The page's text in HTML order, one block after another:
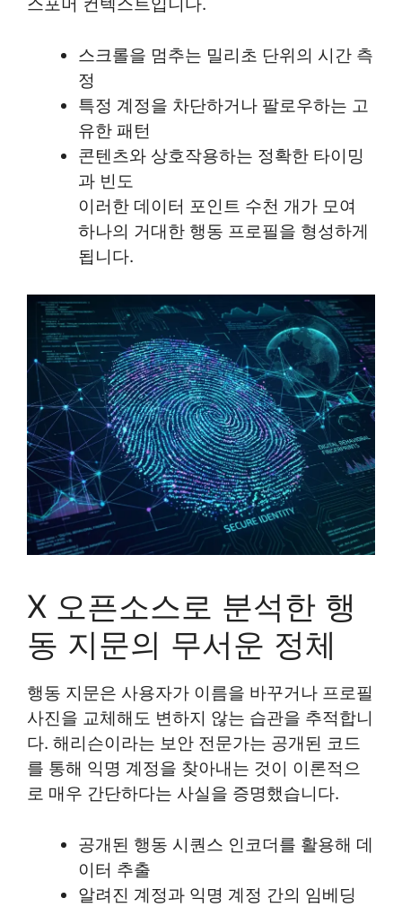
스크롤을 멈추는 밀리초 단위의 시간 측
정
특정 계정을 차단하거나 팔로우하는 고
유한 패턴
콘텐츠와 상호작용하는 정확한 타이밍
과 빈도
이러한 데이터 포인트 수천 개가 모여
하나의 거대한 행동 프로필을 형성하게
됩니다.
X 오픈소스로 분석한 행
동 지문의 무서운 정체
행동 지문은 사용자가 이름을 바꾸거나 프로필
사진을 교체해도 변하지 않는 습관을 추적합니
다. 해리슨이라는 보안 전문가는 공개된 코드
를 통해 익명 계정을 찾아내는 것이 이론적으
로 매우 간단하다는 사실을 증명했습니다.
공개된 행동 시퀀스 인코더를 활용해 데
이터 추출
알려진 계정과 익명 계정 간의 임베딩